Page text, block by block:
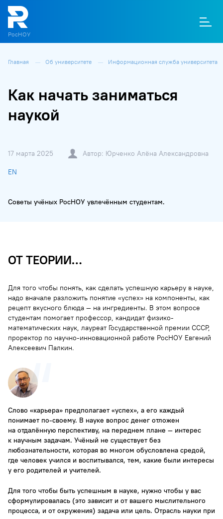
РосНОУ
Главная Об университете Информационная служба университета
Как начать заниматься
наукой
17 марта 2025 Автор: Юрченко Алёна Александровна
EN
Советы учёных РосНОУ увлечённым студентам.
ОТ ТЕОРИИ…
Для того чтобы понять, как сделать успешную карьеру в науке,
надо вначале разложить понятие «успех» на компоненты, как
рецепт вкусного блюда — на ингредиенты. В этом вопросе
студентам помогает профессор, кандидат физико-
математических наук, лауреат Государственной премии СССР,
проректор по научно-инновационной работе РосНОУ Евгений
Алексеевич Палкин.
Слово «карьера» предполагает «успех», а его каждый
понимает по-своему. В науке вопрос денег отложен
на отдалённую перспективу, на переднем плане — интерес
к научным задачам. Учёный не существует без
любознательности, которая во многом обусловлена средой,
где человек учился и воспитывался, тем, какие были интересы
у его родителей и учителей.
Для того чтобы быть успешным в науке, нужно чтобы у вас
сформулировалась (это зависит и от вашего мыслительного
процесса, и от окружения) задача или цель. Отрасль науки при